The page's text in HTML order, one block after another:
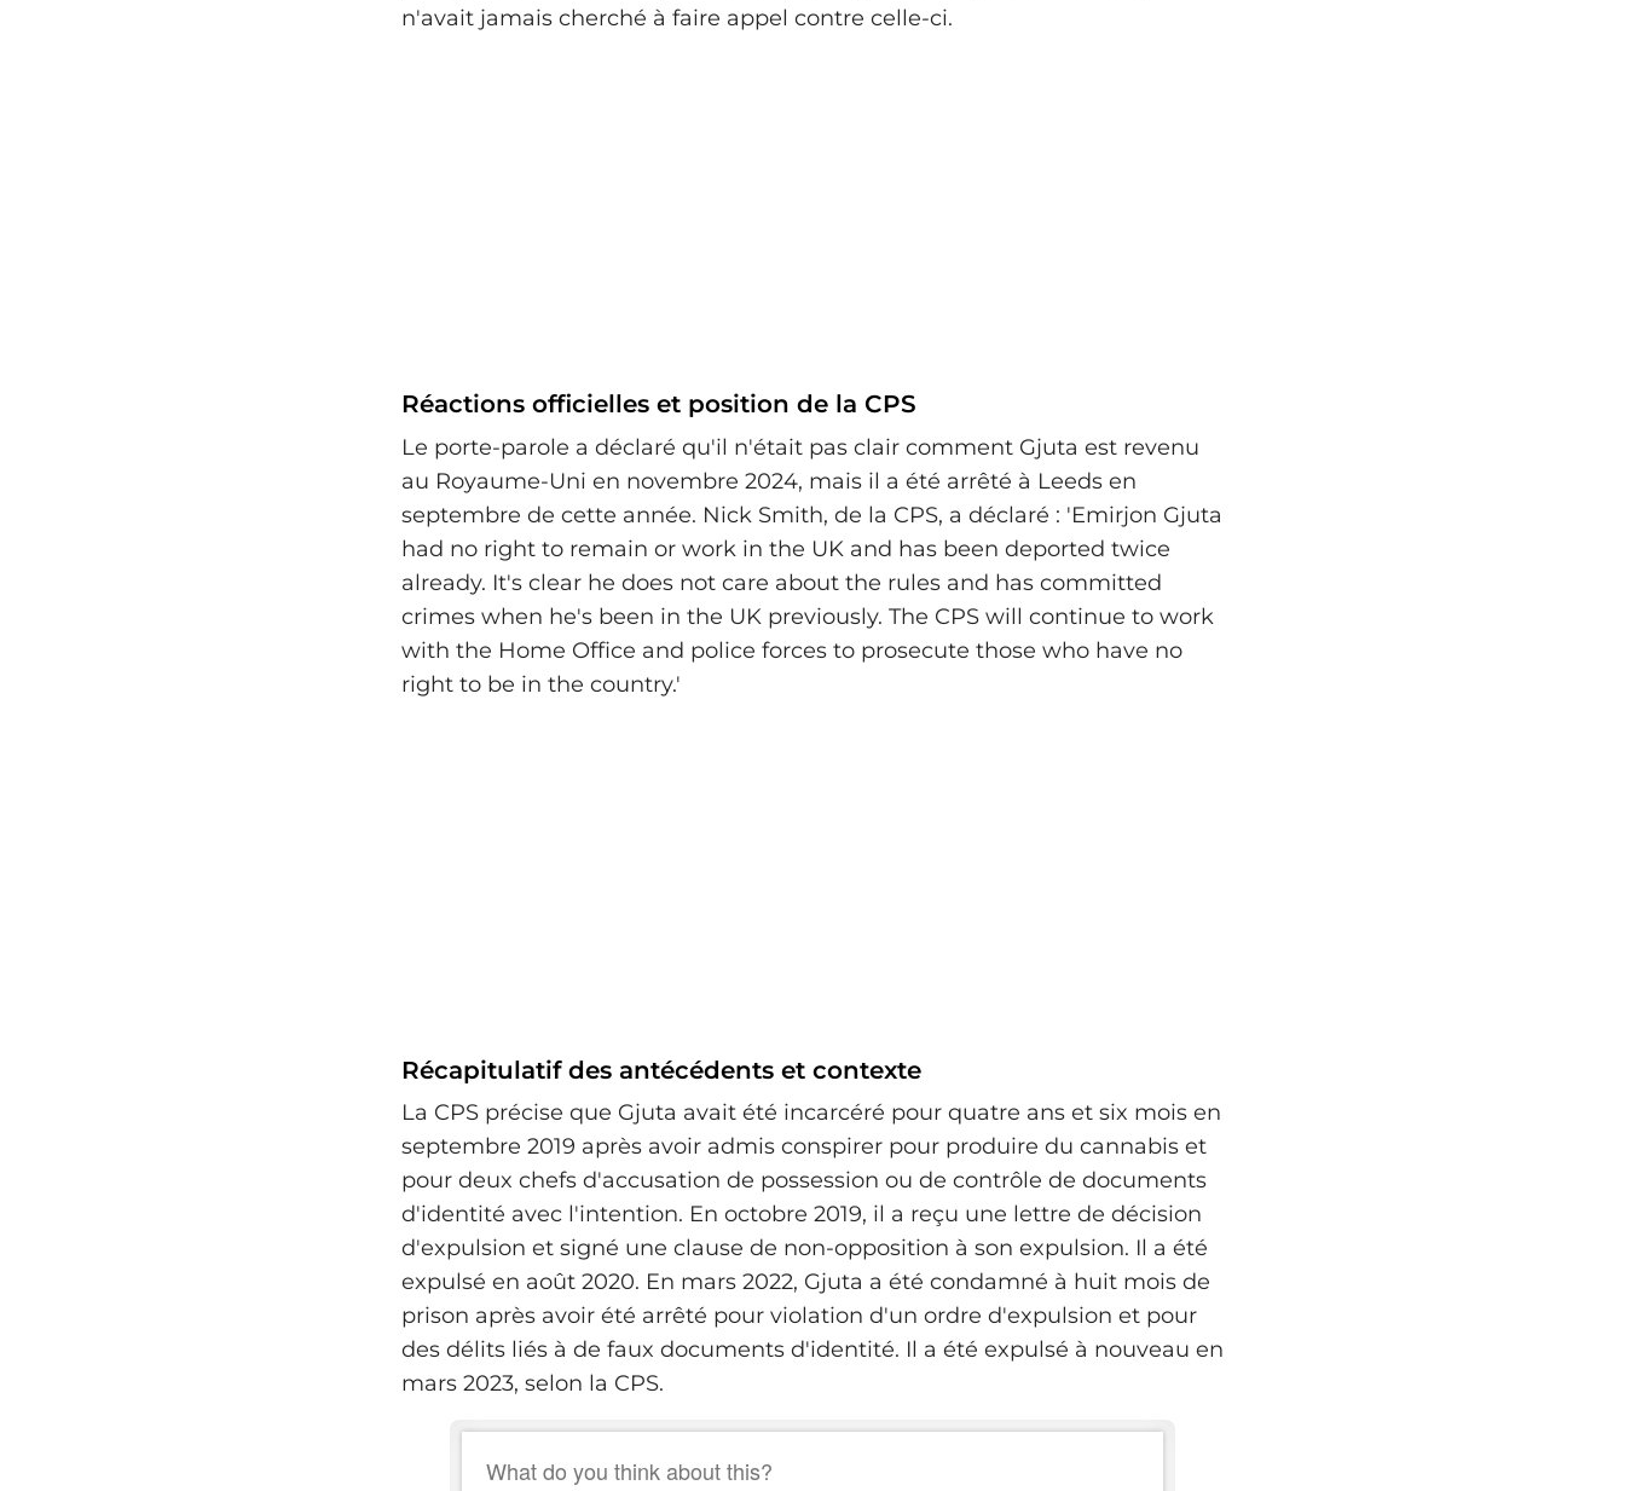
n'avait jamais cherché à faire appel contre celle-ci.
Réactions officielles et position de la CPS
Le porte-parole a déclaré qu'il n'était pas clair comment Gjuta est revenu
au Royaume-Uni en novembre 2024, mais il a été arrêté à Leeds en
septembre de cette année. Nick Smith, de la CPS, a déclaré : 'Emirjon Gjuta
had no right to remain or work in the UK and has been deported twice
already. It's clear he does not care about the rules and has committed
crimes when he's been in the UK previously. The CPS will continue to work
with the Home Office and police forces to prosecute those who have no
right to be in the country.'
Récapitulatif des antécédents et contexte
La CPS précise que Gjuta avait été incarcéré pour quatre ans et six mois en
septembre 2019 après avoir admis conspirer pour produire du cannabis et
pour deux chefs d'accusation de possession ou de contrôle de documents
d'identité avec l'intention. En octobre 2019, il a reçu une lettre de décision
d'expulsion et signé une clause de non-opposition à son expulsion. Il a été
expulsé en août 2020. En mars 2022, Gjuta a été condamné à huit mois de
prison après avoir été arrêté pour violation d'un ordre d'expulsion et pour
des délits liés à de faux documents d'identité. Il a été expulsé à nouveau en
mars 2023, selon la CPS.